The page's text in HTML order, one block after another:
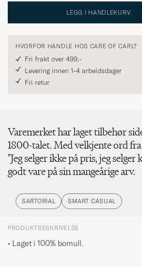
LEGG I HANDLEKURV
HVORFOR HANDLE HOS CARE OF CARL?
Fri frakt over 499,-
Levering innen 1-4 arbeidsdager
Fri retur
Varemerket har laget tilbehør
1800-talet. Med velkjente ord
"Jeg selger ikke på pris, jeg
godt vare på sin mangeårige arv.
SARTORIAL SMART CASUAL
PRODUKTBESKRIVELSE
• Laget i 100% bomull.